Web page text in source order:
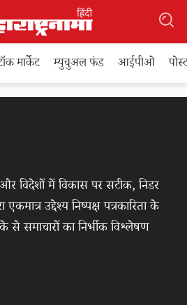
मार्केट म्युचुअल फंड आईपीओ
और विदेशों में विकास पर सटीक, निडर
उद्देश्य निष्पक्ष पत्रकारिता के
से समाचारों का निर्भीक विश्लेषण